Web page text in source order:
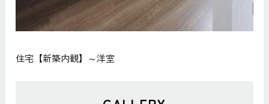
住宅【新築内観】～洋室